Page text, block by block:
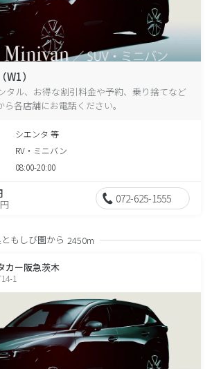
）
タル、お得な割引料金や予約、乗り捨てなど
各店舗にお電話ください。
シエンタ 等
RV・ミニバン
08:00-20:00
072-625-1555
もしび園から 2450m
カー阪急茨木
1